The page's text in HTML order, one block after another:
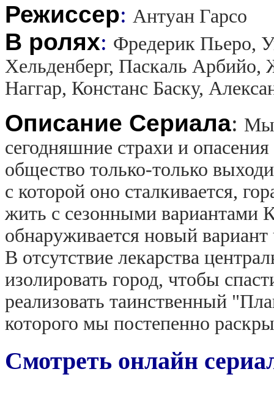
Режиссер: Антуан Гарсо
В ролях: Фредерик Пьеро,
Хельденберг, Паскаль
Наггар, Констанс Баску,
Описание Сериала: Мы
сегодняшние страхи и
общество только-только
с которой оно сталкивается,
жить с сезонными вариантами
обнаруживается новый
В отсутствие лекарства
изолировать город, чтобы
реализовать таинственный
которого мы постепенно
Смотреть онлайн